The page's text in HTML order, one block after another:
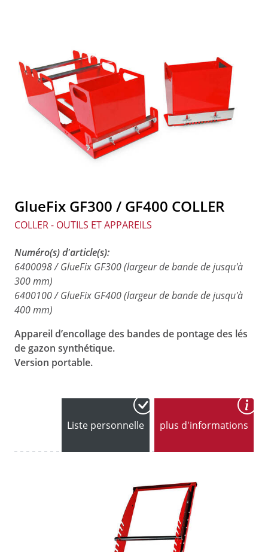
GlueFix GF300 / GF400 COLLER
COLLER - OUTILS ET APPAREILS
Numéro(s) d'article(s):
6400098 / GlueFix GF300 (largeur de bande de jusqu'à
300 mm)
6400100 / GlueFix GF400 (largeur de bande de jusqu'à
400 mm)
Appareil d’encollage des bandes de pontage des lés
de gazon synthétique.
Version portable.
Liste personnelle plus d'informations